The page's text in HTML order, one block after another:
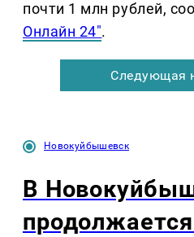
почти 1 млн рублей,
Онлайн 24".
Следующая
Новокуйбышевск
В